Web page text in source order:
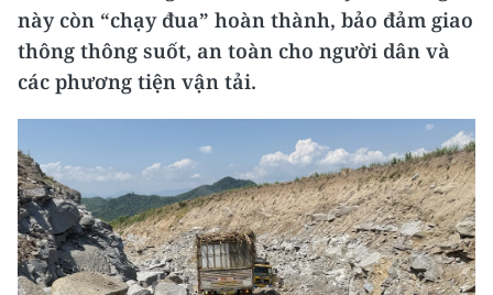
này còn “chạy đua” hoàn thành, bảo đảm giao
thông thông suốt, an toàn cho người dân và
các phương tiện vận tải.